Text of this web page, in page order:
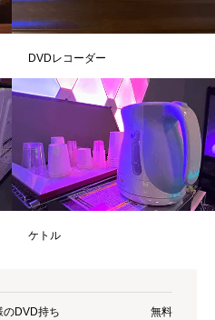
DVDレコーダー
ケトル
のDVD持ち
無料